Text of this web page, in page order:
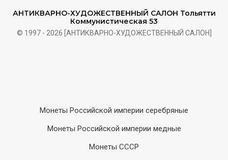
АНТИКВАРНО-ХУДОЖЕСТВЕННЫЙ САЛОН Тольятти
Коммунистическая 53
© 1997 - 2026 [АНТИКВАРНО-ХУДОЖЕСТВЕННЫЙ САЛОН]
Монеты Российской империи серебряные
Монеты Российской империи медные
Монеты СССР